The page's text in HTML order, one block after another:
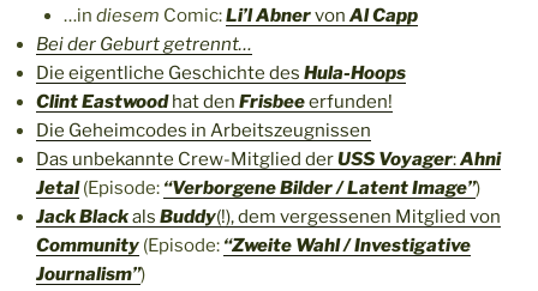
…in diesem Comic:Li’l Abnervon Al Capp
Bei der Geburt getrennt…
Die eigentliche Geschichte des Hula-Hoops
Clint Eastwoodhat den Frisbeeerfunden!
Die Geheimcodes in Arbeitszeugnissen
Das unbekannte Crew-Mitglied derUSS Voyager:Ahni
Jetal(Episode: “Verborgene Bilder / Latent Image”)
Jack Blackals Buddy(!), dem vergessenen Mitglied von
Community (Episode: “Zweite Wahl / Investigative
Journalism”)